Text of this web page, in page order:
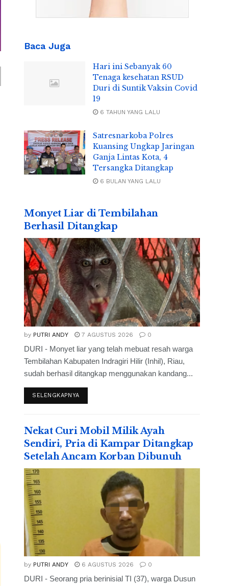
Baca Juga
Hari ini Sebanyak 60
Tenaga kesehatan RSUD
Duri di Suntik Vaksin Covid
19
6 TAHUN YANG LALU
Satresnarkoba Polres
Kuansing Ungkap Jaringan
Ganja Lintas Kota, 4
Tersangka Ditangkap
6 BULAN YANG LALU
Monyet Liar di Tembilahan
Berhasil Ditangkap
by PUTRI ANDY 7 AGUSTUS 2026 0
DURI - Monyet liar yang telah mebuat resah warga
Tembilahan Kabupaten Indragiri Hilir (Inhil), Riau,
sudah berhasil ditangkap menggunakan kandang...
SELENGKAPNYA
Nekat Curi Mobil Milik Ayah
Sendiri, Pria di Kampar Ditangkap
Setelah Ancam Korban Dibunuh
by PUTRI ANDY 6 AGUSTUS 2026 0
DURI - Seorang pria berinisial TI (37), warga Dusun